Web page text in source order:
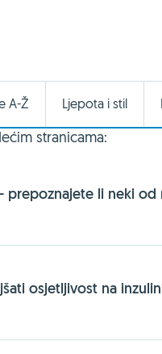
A-Ž Ljepota i stil
stranicama:
prepoznajete li neki od
osjetljivost na